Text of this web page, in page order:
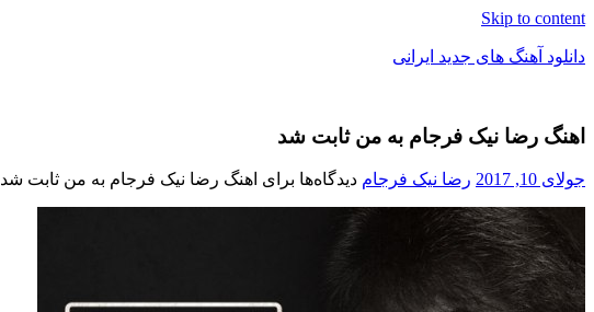
Skip to content
دانلود آهنگ های جدید ایرانی
فول
موزیک
اهنگ رضا نیک فرجام به من ثابت شد
جولای 10, 2017 رضا نیک فرجام دیدگاه‌ها برای اهنگ رضا نیک فرجام به من ثابت شد